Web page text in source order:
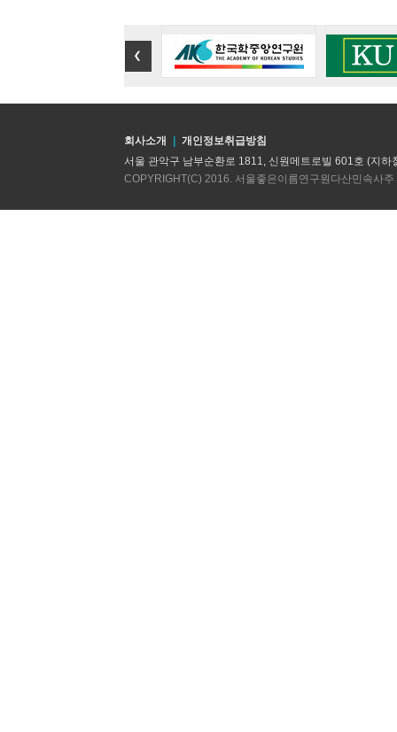
회사소개
개인정보취급방침
서울 관악구 남부순환로 1811, 신원메트로빌 601호 (
COPYRIGHT(C) 2016. 서울좋은이름연구원다산민속사